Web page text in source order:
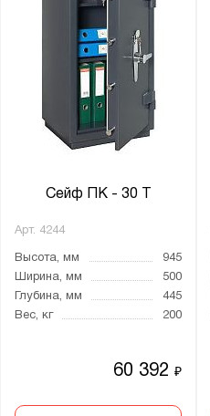
Сейф ПК - 30 Т
Арт. 4244
Высота, мм
945
Ширина, мм
500
Глубина, мм
445
Вес, кг
200
60 392₽